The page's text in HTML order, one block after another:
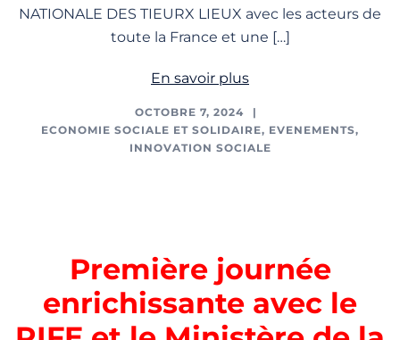
NATIONALE DES TIEURX LIEUX avec les acteurs de
toute la France et une […]
En savoir plus
OCTOBRE 7, 2024
ECONOMIE SOCIALE ET SOLIDAIRE, EVENEMENTS,
INNOVATION SOCIALE
Première journée
enrichissante avec le